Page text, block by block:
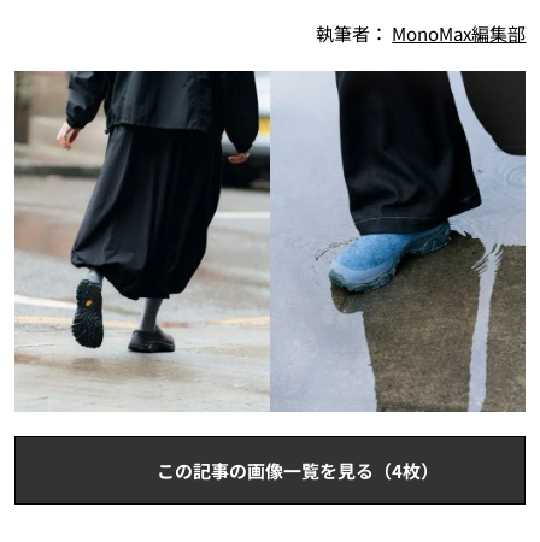
執筆者： MonoMax編集部
この記事の画像一覧を見る（4枚）